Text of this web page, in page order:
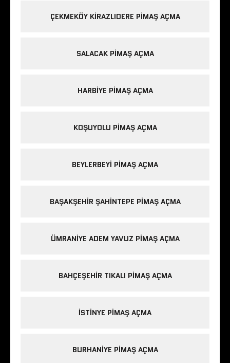
ÇEKMEKÖY KIRAZLIDERE PIMAŞ AÇMA
SALACAK PIMAŞ AÇMA
HARBIYE PIMAŞ AÇMA
KOŞUYOLU PIMAŞ AÇMA
BEYLERBEYI PIMAŞ AÇMA
BAŞAKŞEHIR ŞAHINTEPE PIMAŞ AÇMA
ÜMRANIYE ADEM YAVUZ PIMAŞ AÇMA
BAHÇEŞEHIR TIKALI PIMAŞ AÇMA
ISTINYE PIMAŞ AÇMA
BURHANIYE PIMAŞ AÇMA